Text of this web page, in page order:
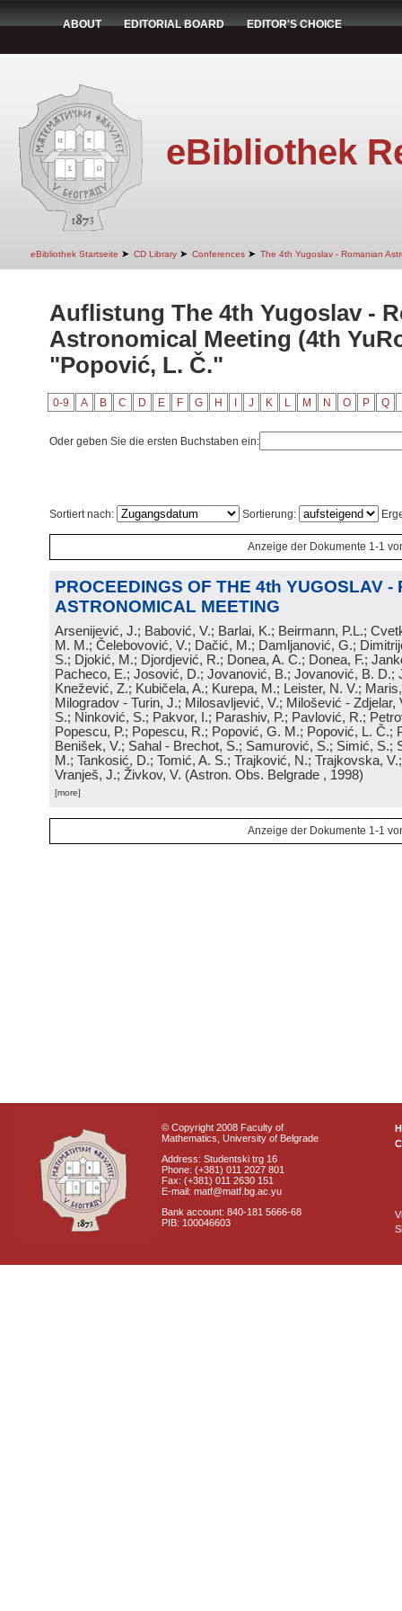
ABOUT EDITORIAL BOARD EDITOR'S CHOICE
eBibliothek
eBibliothek Startseite ➤ CD Library ➤ Conferences ➤ The 4th Yugoslav - Romanian
Auflistung The 4th Yugoslav -
Astronomical Meeting (4th
"Popović, L. Č."
0-9 A B C D E F G H J K L M N O P Q
Oder geben Sie die ersten Buchstaben ein:
Sortiert nach: Sortierung:
Anzeige der Dokumente 1-1
PROCEEDINGS OF THE 4th YUGOSLAV -
ASTRONOMICAL MEETING
Arsenijević, J.; Babović, V.; Barlai, K.; Beirmann, P.L.;
M. M.; Čelebovović, V.; Dačić, M.; Damljanović, G.;
S.; Djokić, M.; Djordjević, R.; Donea, A. C.; Donea, F.;
Pacheco, E.; Josović, D.; Jovanović, B.; Jovanović, B. D.;
Knežević, Z.; Kubičela, A.; Kurepa, M.; Leister, N. V.;
Milogradov - Turin, J.; Milosavljević, V.; Milošević - Zdjelar,
S.; Ninković, S.; Pakvor, I.; Parashiv, P.; Pavlović, R.;
Popescu, P.; Popescu, R.; Popović, G. M.; Popović, L. Č.;
Benišek, V.; Sahal - Brechot, S.; Samurović, S.; Simić, S.;
M.; Tankosić, D.; Tomić, A. S.; Trajković, N.; Trajkovska,
Vranješ, J.; Živkov, V. (Astron. Obs. Belgrade , 1998)
[more]
Anzeige der Dokumente 1-1
© Copyright 2008 Faculty of
Mathematics, University of Belgrade
Address: Studentski trg 16
Phone: (+381) 011 2027 801
Fax: (+381) 011 2630 151
E-mail: matf@matf.bg.ac.yu
Bank account: 840-181 5666-68
PIB: 100046603